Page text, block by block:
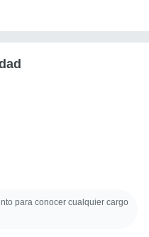
para conocer cualquier cargo